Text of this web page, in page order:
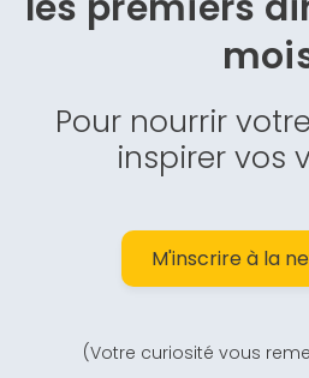
Pour nourrir
inspirer vos
M'inscrire à la
(Votre curiosité vous